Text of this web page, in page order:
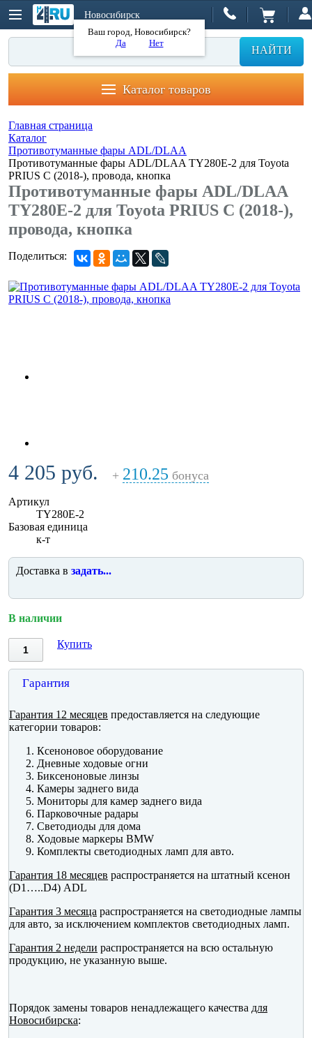
Новосибирск
Ваш город, Новосибирск?
Да
Нет
НАЙТИ
Каталог товаров
Главная страница
Каталог
Противотуманные фары ADL/DLAA
Противотуманные фары ADL/DLAA TY280E-2 для Toyota
PRIUS C (2018-), провода, кнопка
Противотуманные фары ADL/DLAA
TY280E-2 для Toyota PRIUS C (2018-),
провода, кнопка
Поделиться:
4 205 руб. + 210.25 бонуса
Артикул
TY280E-2
Базовая единица
к-т
Доставка в задать...
В наличии
Купить
Гарантия
Гарантия 12 месяцев предоставляется на следующие
категории товаров:
Ксеноновое оборудование
Дневные ходовые огни
Биксеноновые линзы
Камеры заднего вида
Мониторы для камер заднего вида
Парковочные радары
Светодиоды для дома
Ходовые маркеры BMW
Комплекты светодиодных ламп для авто.
Гарантия 18 месяцев распространяется на штатный ксенон
(D1…..D4) ADL
Гарантия 3 месяца распространяется на светодиодные лампы
для авто, за исключением комплектов светодиодных ламп.
Гарантия 2 недели распространяется на всю остальную
продукцию, не указанную выше.
Порядок замены товаров ненадлежащего качества для
Новосибирска: